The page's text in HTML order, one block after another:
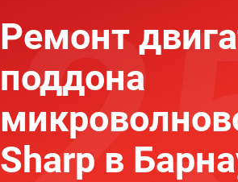
Ремонт
поддона
Sharp в